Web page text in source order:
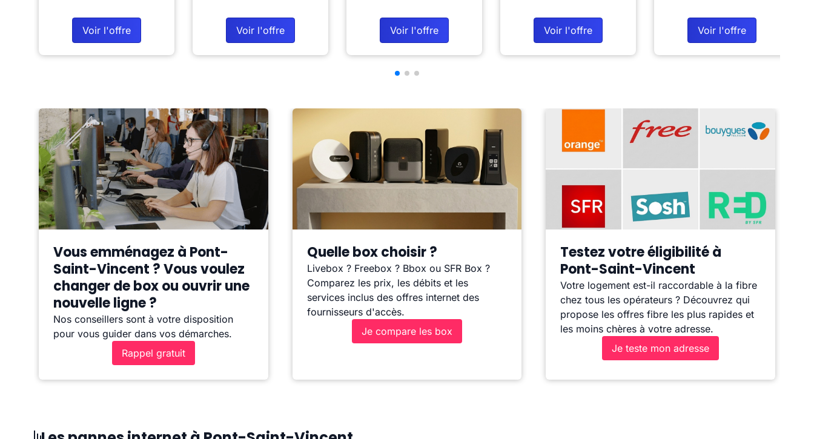
Voir l'offre Voir l'offre Voir l'offre Voir l'offre Voir l'offre
Vous emménagez à Pont-
Saint-Vincent ? Vous voulez
changer de box ou ouvrir une
nouvelle ligne ?
Nos conseillers sont à votre disposition
pour vous guider dans vos démarches.
Rappel gratuit
Quelle box choisir ?
Livebox ? Freebox ? Bbox ou SFR Box ?
Comparez les prix, les débits et les
services inclus des offres internet des
fournisseurs d'accès.
Je compare les box
Testez votre éligibilité à
Pont-Saint-Vincent
Votre logement est-il raccordable à la fibre
chez tous les opérateurs ? Découvrez qui
propose les offres fibre les plus rapides et
les moins chères à votre adresse.
Je teste mon adresse